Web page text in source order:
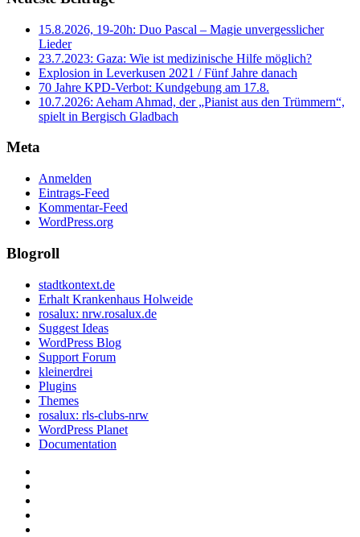
15.8.2026, 19-20h: Duo Pascal – Magie unvergesslicher
Lieder
23.7.2023: Gaza: Wie ist medizinische Hilfe möglich?
Explosion in Leverkusen 2021 / Fünf Jahre danach
70 Jahre KPD‑Verbot: Kundgebung am 17.8.
10.7.2026: Aeham Ahmad, der „Pianist aus den Trümmern“,
spielt in Bergisch Gladbach
Meta
Anmelden
Eintrags-Feed
Kommentar-Feed
WordPress.org
Blogroll
stadtkontext.de
Erhalt Krankenhaus Holweide
rosalux: nrw.rosalux.de
Suggest Ideas
WordPress Blog
Support Forum
kleinerdrei
Plugins
Themes
rosalux: rls-clubs-nrw
WordPress Planet
Documentation